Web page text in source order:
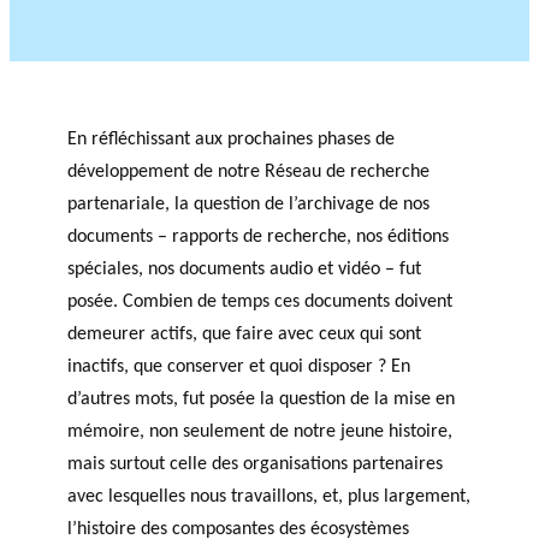
En réfléchissant aux prochaines phases de
développement de notre Réseau de recherche
partenariale, la question de l’archivage de nos
documents – rapports de recherche, nos éditions
spéciales, nos documents audio et vidéo – fut
posée. Combien de temps ces documents doivent
demeurer actifs, que faire avec ceux qui sont
inactifs, que conserver et quoi disposer ? En
d’autres mots, fut posée la question de la mise en
mémoire, non seulement de notre jeune histoire,
mais surtout celle des organisations partenaires
avec lesquelles nous travaillons, et, plus largement,
l’histoire des composantes des écosystèmes